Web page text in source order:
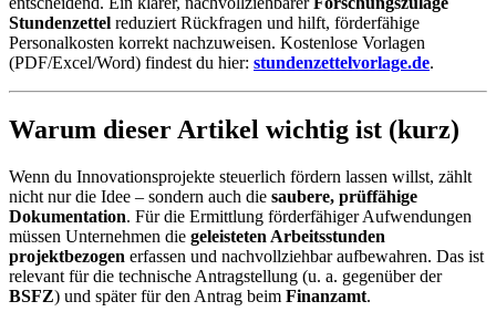
Stundenzettel reduziert Rückfragen und hilft, förderfähige
Personalkosten korrekt nachzuweisen. Kostenlose Vorlagen
(PDF/Excel/Word) findest du hier: stundenzettelvorlage.de.
Warum dieser Artikel wichtig ist (kurz)
Wenn du Innovationsprojekte steuerlich fördern lassen willst, zählt
nicht nur die Idee – sondern auch die saubere, prüffähige
Dokumentation. Für die Ermittlung förderfähiger Aufwendungen
müssen Unternehmen die geleisteten Arbeitsstunden
projektbezogen erfassen und nachvollziehbar aufbewahren. Das ist
relevant für die technische Antragstellung (u. a. gegenüber der
BSFZ) und später für den Antrag beim Finanzamt.